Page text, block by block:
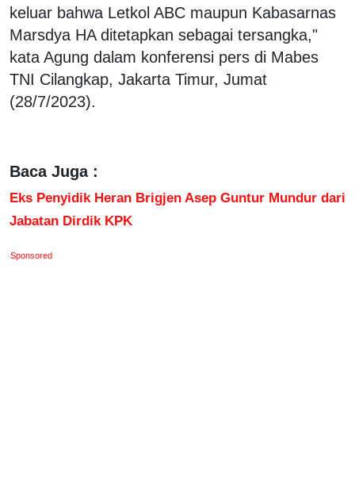
keluar bahwa Letkol ABC maupun Kabasarnas
Marsdya HA ditetapkan sebagai tersangka,"
kata Agung dalam konferensi pers di Mabes
TNI Cilangkap, Jakarta Timur, Jumat
(28/7/2023).
Baca Juga :
Eks Penyidik Heran Brigjen Asep Guntur Mundur dari
Jabatan Dirdik KPK
Sponsored